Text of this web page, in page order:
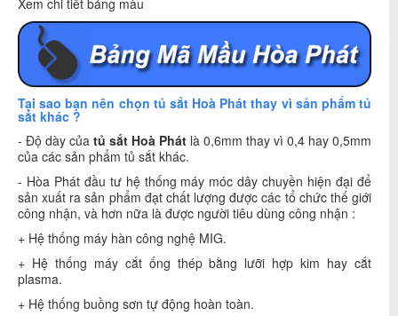
Xem chi tiết bảng màu
Tại sao bạn nên chọn tủ sắt Hoà Phát thay vì sản phẩm tủ
sắt khác ?
- Độ dày của tủ sắt Hoà Phát là 0,6mm thay vì 0,4 hay 0,5mm
của các sản phẩm tủ sắt khác.
- Hòa Phát đầu tư hệ thống máy móc dây chuyền hiện đại để
sản xuất ra sản phẩm đạt chất lượng được các tổ chức thế giới
công nhận, và hơn nữa là được người tiêu dùng công nhận :
+ Hệ thống máy hàn công nghệ MIG.
+ Hệ thống máy cắt ống thép bằng lưỡi hợp kim hay cắt
plasma.
+ Hệ thống buồng sơn tự động hoàn toàn.